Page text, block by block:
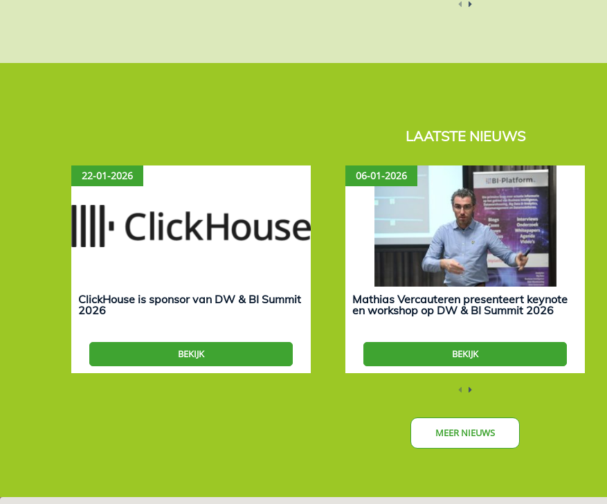
LAATSTE NIEUWS
22-01-2026
ClickHouse is sponsor van DW & BI Summit
2026
BEKIJK
06-01-2026
Mathias Vercauteren presenteert keynote
en workshop op DW & BI Summit 2026
BEKIJK
MEER NIEUWS